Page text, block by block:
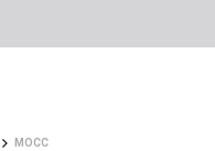
МОСС